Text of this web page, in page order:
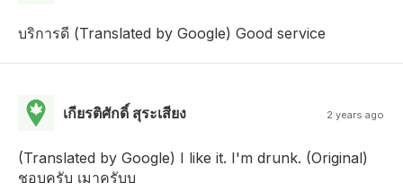
บริการดี (Translated by Google) Good service
เกียรติศักดิ์ สุระเสียง 2 years ago
(Translated by Google) I like it. I'm drunk. (Original)
ชอบครับ เมาครับบ